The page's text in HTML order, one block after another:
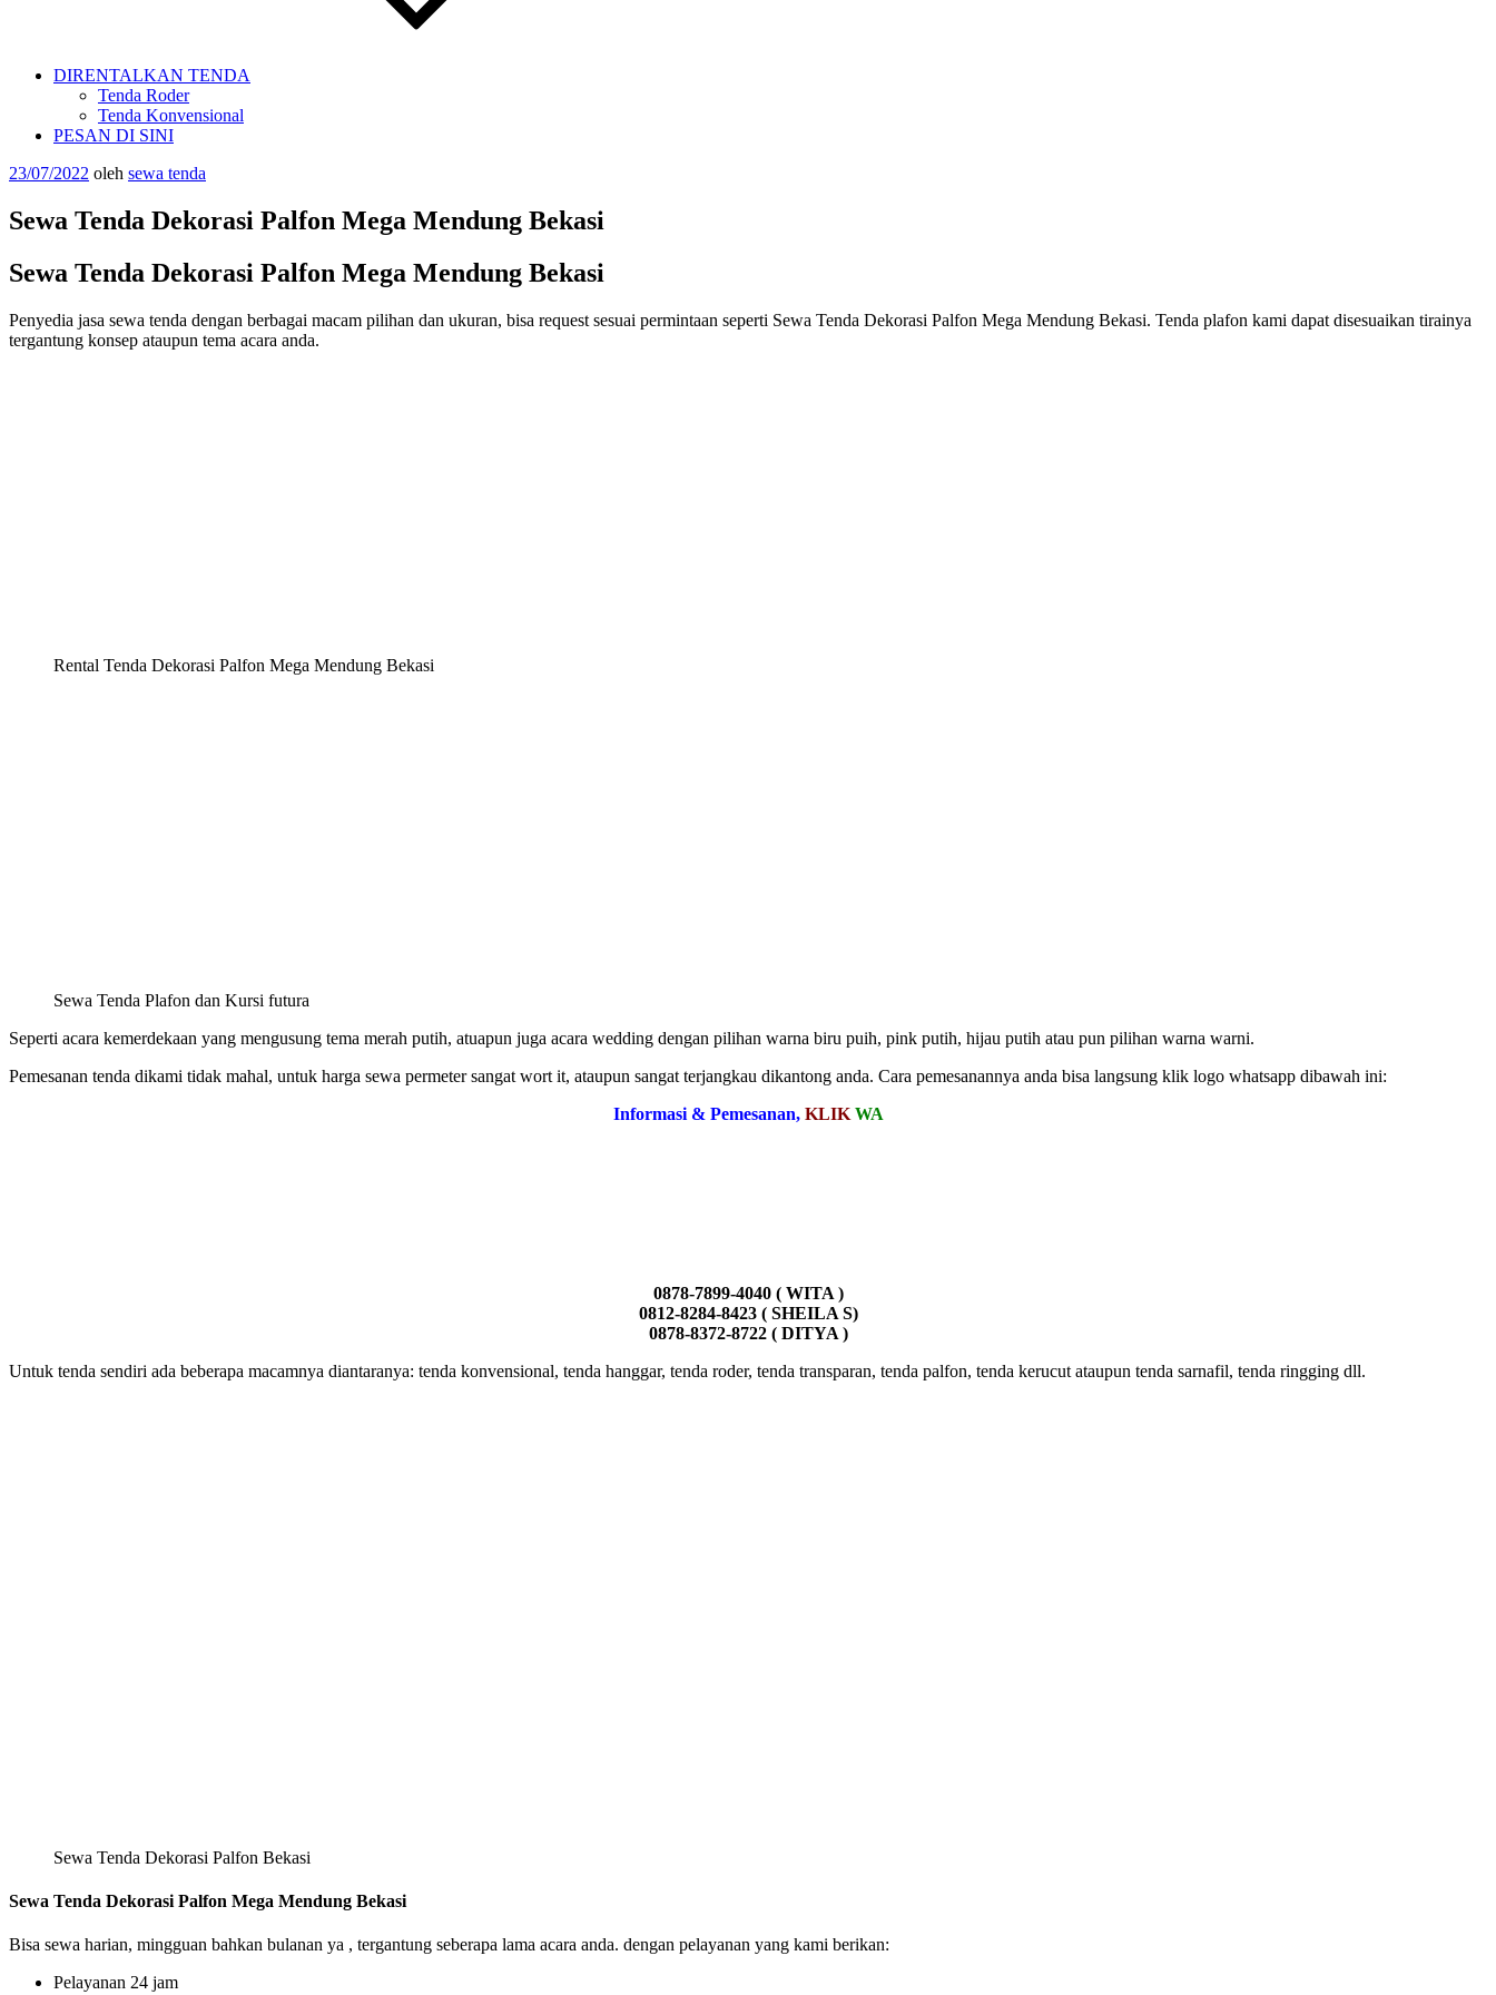
DIRENTALKAN TENDA
Tenda Roder
Tenda Konvensional
PESAN DI SINI
Diposkan
23/07/2022 oleh sewa tenda
Sewa Tenda Dekorasi Palfon Mega Mendung Bekasi
Sewa Tenda Dekorasi Palfon Mega Mendung Bekasi
Penyedia jasa sewa tenda dengan berbagai macam pilihan dan ukuran, bisa request sesuai permintaan seperti Sewa Tenda Dekorasi Palfon Mega Mendung Bekasi. Tenda plafon kami dapat disesuaikan tirainya
tergantung konsep ataupun tema acara anda.
Rental Tenda Dekorasi Palfon Mega Mendung Bekasi
Sewa Tenda Plafon dan Kursi futura
Seperti acara kemerdekaan yang mengusung tema merah putih, atuapun juga acara wedding dengan pilihan warna biru puih, pink putih, hijau putih atau pun pilihan warna warni.
Pemesanan tenda dikami tidak mahal, untuk harga sewa permeter sangat wort it, ataupun sangat terjangkau dikantong anda. Cara pemesanannya anda bisa langsung klik logo whatsapp dibawah ini:
Informasi & Pemesanan, KLIK WA
0878-7899-4040 ( WITA )
0812-8284-8423 ( SHEILA S)
0878-8372-8722 ( DITYA )
Untuk tenda sendiri ada beberapa macamnya diantaranya: tenda konvensional, tenda hanggar, tenda roder, tenda transparan, tenda palfon, tenda kerucut ataupun tenda sarnafil, tenda ringging dll.
Sewa Tenda Dekorasi Palfon Bekasi
Sewa Tenda Dekorasi Palfon Mega Mendung Bekasi
Bisa sewa harian, mingguan bahkan bulanan ya , tergantung seberapa lama acara anda. dengan pelayanan yang kami berikan:
Pelayanan 24 jam